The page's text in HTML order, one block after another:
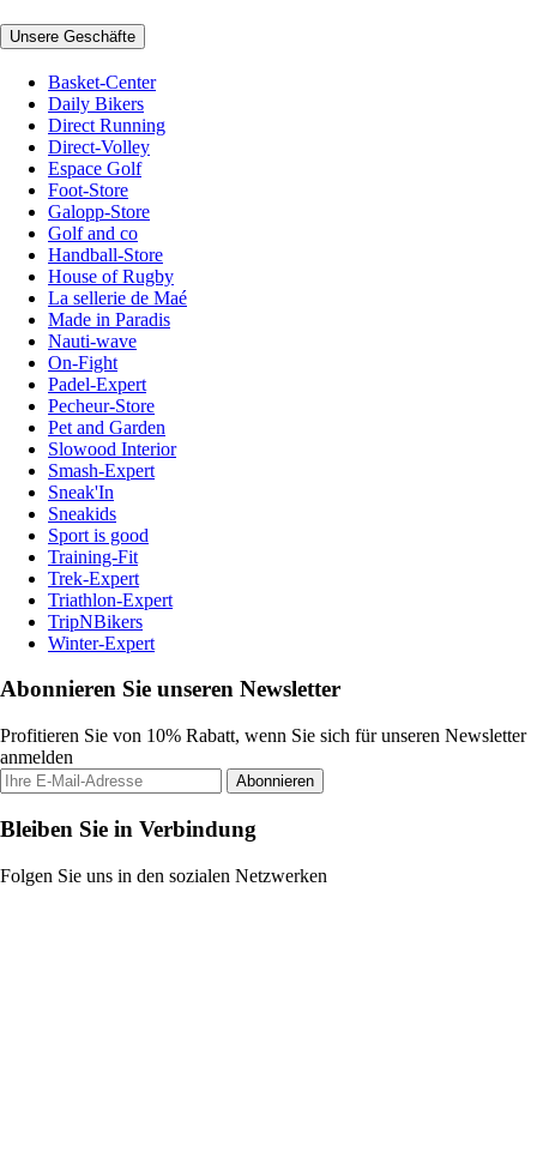
Unsere Geschäfte
Basket-Center
Daily Bikers
Direct Running
Direct-Volley
Espace Golf
Foot-Store
Galopp-Store
Golf and co
Handball-Store
House of Rugby
La sellerie de Maé
Made in Paradis
Nauti-wave
On-Fight
Padel-Expert
Pecheur-Store
Pet and Garden
Slowood Interior
Smash-Expert
Sneak'In
Sneakids
Sport is good
Training-Fit
Trek-Expert
Triathlon-Expert
TripNBikers
Winter-Expert
Abonnieren Sie unseren Newsletter
Profitieren Sie von 10% Rabatt, wenn Sie sich für unseren Newsletter
anmelden
Abonnieren
Bleiben Sie in Verbindung
Folgen Sie uns in den sozialen Netzwerken